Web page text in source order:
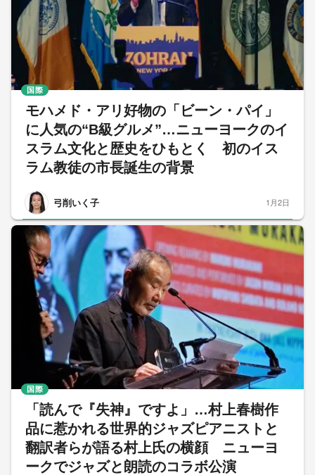
モハメド・アリ好物の「ビーン・パイ」
に人気の“B級グルメ”…ニューヨークのイ
スラム文化と歴史をひもとく 初のイス
ラム教徒の市長誕生の背景
弓削いく子
国際
1月2日
「読んで『失神』ですよ」…村上春樹作
品に惹かれる世界的ジャズピアニストと
翻訳者らが語る村上氏の横顔 ニューヨ
ークでジャズと朗読のコラボ公演
国際